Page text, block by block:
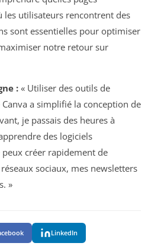
utilisateurs rencontrent des
sont essentielles pour optimiser
notre retour sur
: « Utiliser des outils de
a simplifié la conception de
je passais des heures à
des logiciels
créer rapidement de
sociaux, mes newsletters
»
LinkedIn